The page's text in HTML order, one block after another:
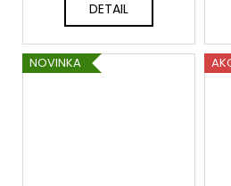
DETAIL
NOVINKA